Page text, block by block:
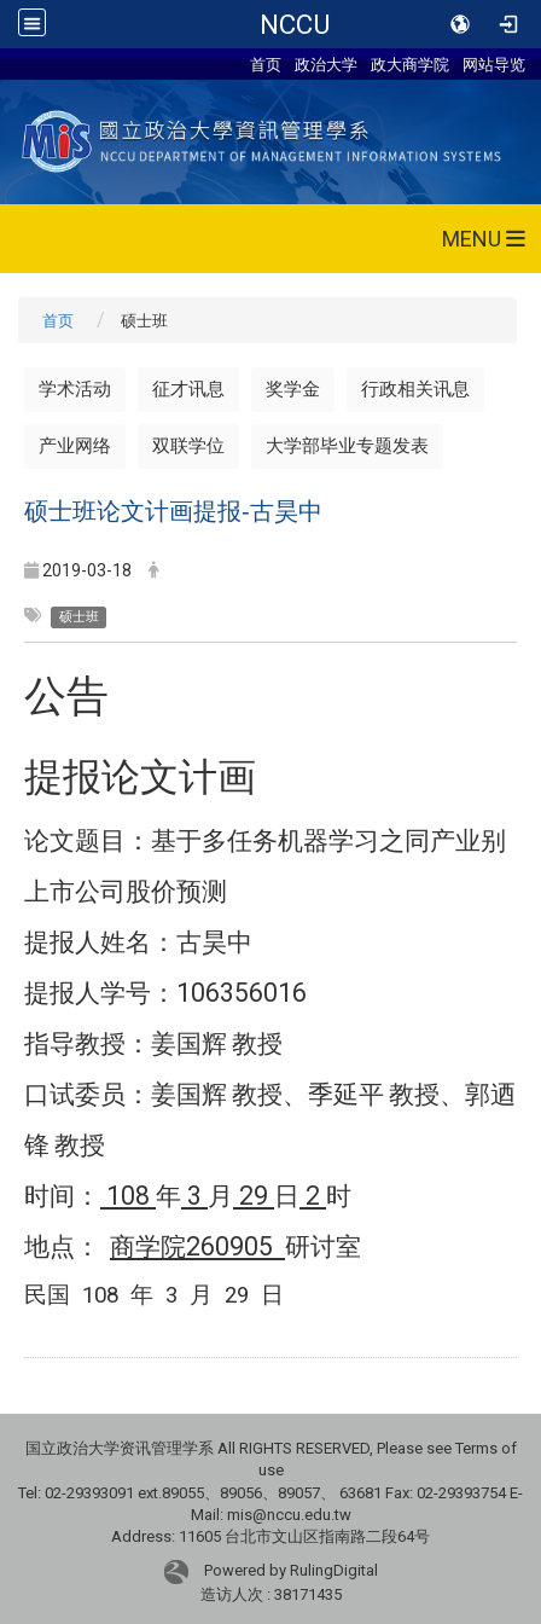
NCCU
首页 政治大学 政大商学院 网站导览
MENU
首页 硕士班
学术活动 征才讯息 奖学金 行政相关讯息
产业网络 双联学位 大学部毕业专题发表
硕士班论文计画提报-古昊中
2019-03-18
硕士班
公告
提报论文计画
论文题目：基于多任务机器学习之同产业别
上市公司股价预测
提报人姓名：古昊中
提报人学号： 106356016
指导教授：姜国辉 教授
口试委员：姜国辉 教授、 季延平教授、郭迺
锋 教授
时间：
108 年 3 月 29 日 2 时
地点：
商学院260905 研讨室
民国 108 年 3 月 29 日
国立政治大学资讯管理学系 All RIGHTS RESERVED, Please see Terms of
use
Tel: 02-29393091 ext.89055、89056、89057、
63681 Fax: 02-29393754 E-
Mail: mis@nccu.edu.tw
Address: 11605 台北市文山区指南路二段64号
Powered by RulingDigital
造访人次 : 38171435